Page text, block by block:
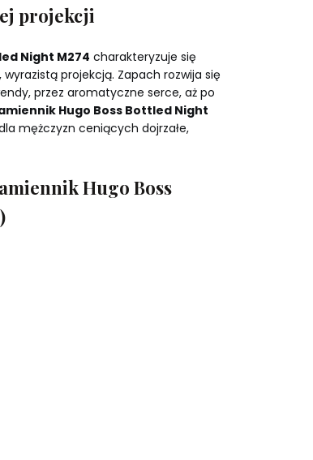
projekcji
Night M274 charakteryzuje się
projekcją. Zapach rozwija się
przez aromatyczne serce, aż po
Hugo Boss Bottled Night
mężczyzn ceniących dojrzałe,
Hugo Boss